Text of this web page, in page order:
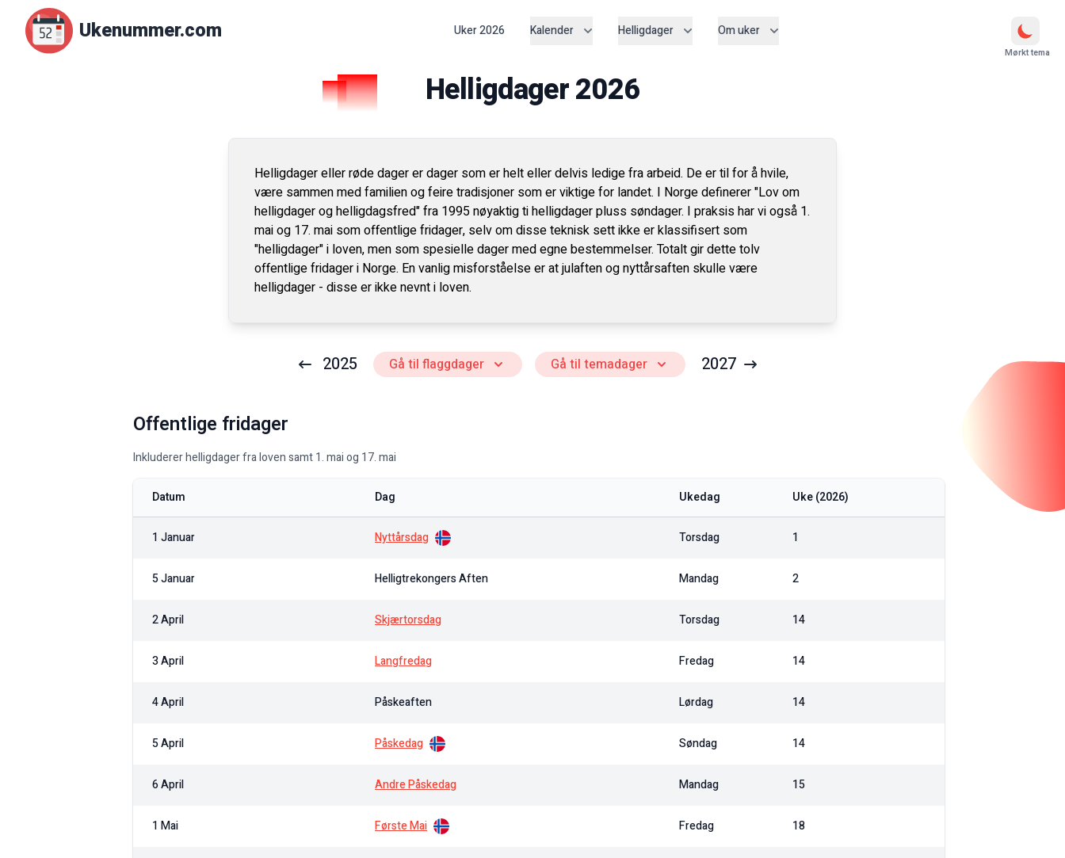
Ukenummer.com Uker2026 Kalender Helligdager Om uker
Mørkt tema
Helligdager2026
Helligdager eller røde dager er dager som er helt eller delvis ledige fra arbeid. De er til for å hvile,
være sammen med familien og feire tradisjoner som er viktige for landet. I Norge definerer "Lov om
helligdager og helligdagsfred" fra 1995 nøyaktig ti helligdager pluss søndager. I praksis har vi også 1.
mai og 17. mai som offentlige fridager, selv om disse teknisk sett ikke er klassifisert som
"helligdager" i loven, men som spesielle dager med egne bestemmelser. Totalt gir dette tolv
offentlige fridager i Norge. En vanlig misforståelse er at julaften og nyttårsaften skulle være
helligdager - disse er ikke nevnt i loven.
2025 Gå til flaggdager
Gå til flaggdager Gå til temadager
Gå til temadager 2027
Offentlige fridager
Inkluderer helligdager fra loven samt 1. mai og 17. mai
Datum Dag Ukedag Uke (2026)
1 Januar Nyttårsdag Torsdag 1
5 Januar Helligtrekongers Aften Mandag 2
2 April Skjærtorsdag Torsdag 14
3 April Langfredag Fredag 14
4 April Påskeaften Lørdag 14
5 April Påskedag Søndag 14
6 April Andre Påskedag Mandag 15
1 Mai Første Mai Fredag 18